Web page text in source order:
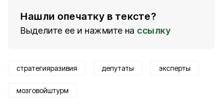
Нашли опечатку в тексте?
Выделите ее и нажмите на ссылку
стратегияразивия депутаты эксперты
мозговойштурм